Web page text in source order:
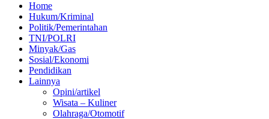
Home
Hukum/Kriminal
Politik/Pemerintahan
TNI/POLRI
Minyak/Gas
Sosial/Ekonomi
Pendidikan
Lainnya
Opini/artikel
Wisata – Kuliner
Olahraga/Otomotif